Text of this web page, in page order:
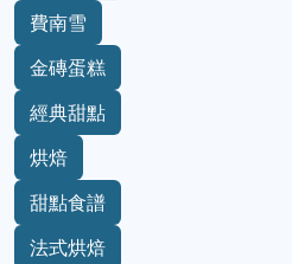
費南雪
金磚蛋糕
經典甜點
烘焙
甜點食譜
法式烘焙